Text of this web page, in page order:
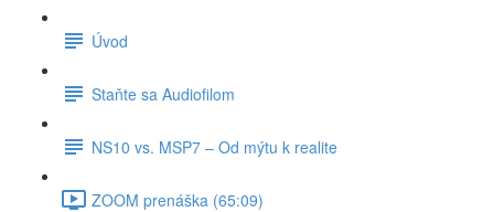
Úvod
Staňte sa Audiofilom
NS10 vs. MSP7 – Od mýtu k realite
ZOOM prenáška (65:09)